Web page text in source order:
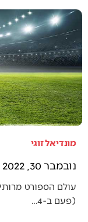
מונדיאל זוגי
נובמבר 30, 2022
עולם הספורט
(פעם ב-4…